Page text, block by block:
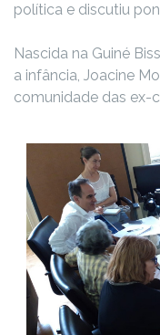
política e discutiu
Nascida na Guiné
a infância, Joacine
comunidade das ex-